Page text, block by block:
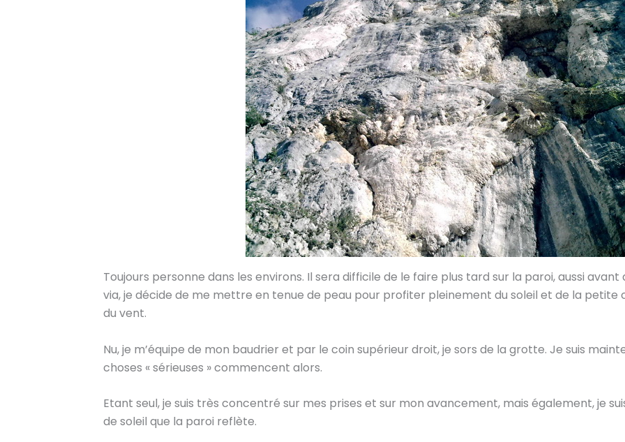
Toujours personne dans les environs. Il sera difficile de le faire plus tard sur la paroi, aussi
via, je décide de me mettre en tenue de peau pour profiter pleinement du soleil et de la petite
du vent.
Nu, je m’équipe de mon baudrier et par le coin supérieur droit, je sors de la grotte. Je suis
choses « sérieuses » commencent alors.
Etant seul, je suis très concentré sur mes prises et sur mon avancement, mais également, je
de soleil que la paroi reflète.